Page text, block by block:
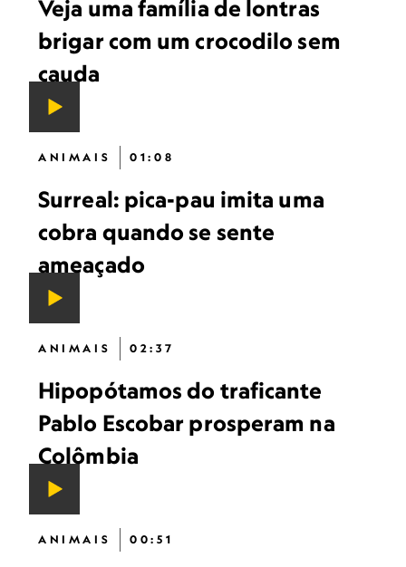
Veja uma família de lontras
brigar com um crocodilo sem
cauda
ANIMAIS 01:08
Surreal: pica-pau imita uma
cobra quando se sente
ameaçado
ANIMAIS 02:37
Hipopótamos do traficante
Pablo Escobar prosperam na
Colômbia
ANIMAIS 00:51